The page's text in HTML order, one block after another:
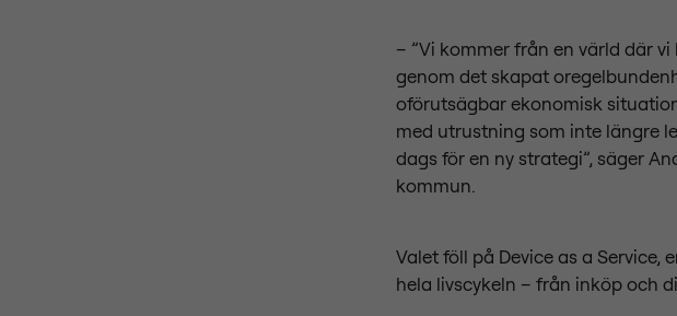
– ”Vi kommer från en värld där
genom det skapat
oförutsägbar ekonomisk
med utrustning som inte längre
dags för en ny strategi”, säger
kommun.
Valet föll på Device as a Service,
hela livscykeln – från inköp och